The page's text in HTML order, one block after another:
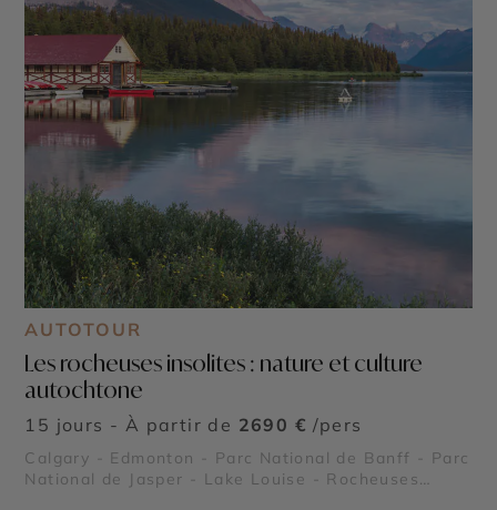
AUTOTOUR
Les rocheuses insolites : nature et culture
autochtone
15 jours - À partir de 2690 € /pers
Calgary - Edmonton - Parc National de Banff - Parc
National de Jasper - Lake Louise - Rocheuses